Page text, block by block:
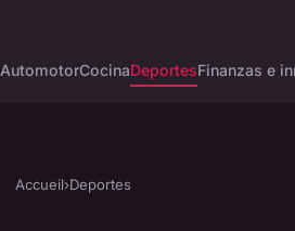
AutomotorCocinaDeportesFinanzas e
Accueil›Deportes